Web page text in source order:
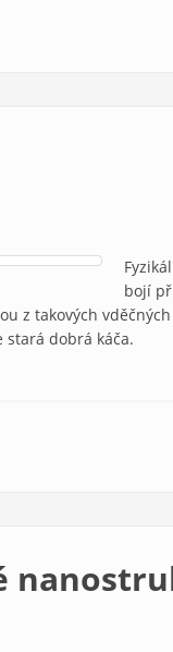
bojí
z takových
dobrá káča.